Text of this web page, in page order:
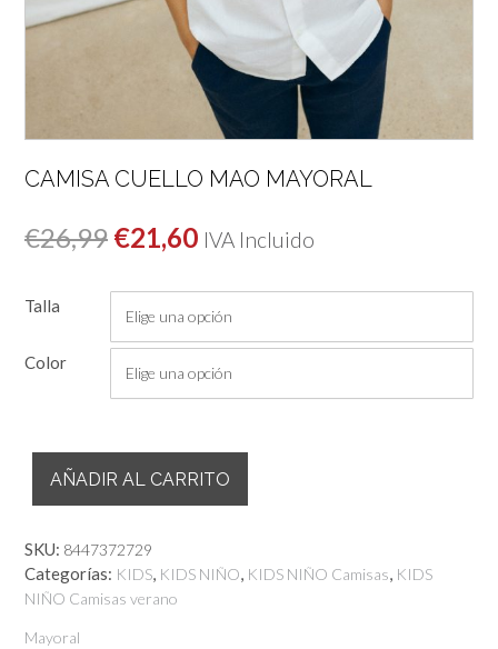
CAMISA CUELLO MAO MAYORAL
€26,99 El
original
era:
€26,99.
€21,60El
actual
es:
€21,60.
IVA Incluido
Talla
Color
Cuello
Mao
cantidad
AÑADIR AL CARRITO
SKU: 8447372729
Categorías: KIDS, KIDS NIÑO, KIDS NIÑO Camisas, KIDS
NIÑO Camisas verano
Mayoral